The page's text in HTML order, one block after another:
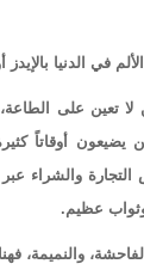
في الدنيا
لا تعين على
أوقاتاً
والشراء
وثواب عظيم.
والنميمة،